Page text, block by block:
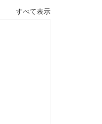
すべて表示